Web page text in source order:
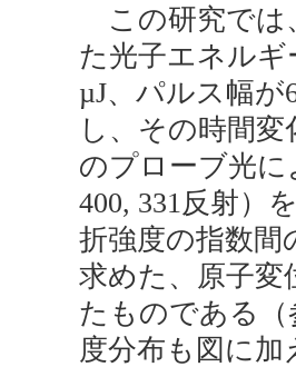
この研究では
た光子エネルギ
µJ、パルス幅
し、その時間
のプローブ光に
400, 331反射）
折強度の指数間
求めた、原子変
たものである
度分布も図に